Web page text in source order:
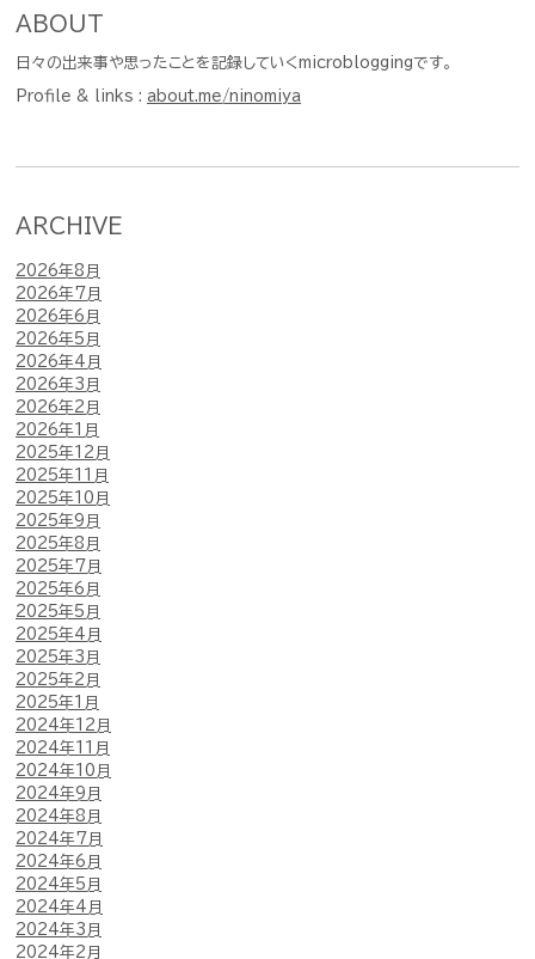
ABOUT
日々の出来事や思ったことを記録していくmicrobloggingです。
Profile & links : about.me/ninomiya
ARCHIVE
2026年8月
2026年7月
2026年6月
2026年5月
2026年4月
2026年3月
2026年2月
2026年1月
2025年12月
2025年11月
2025年10月
2025年9月
2025年8月
2025年7月
2025年6月
2025年5月
2025年4月
2025年3月
2025年2月
2025年1月
2024年12月
2024年11月
2024年10月
2024年9月
2024年8月
2024年7月
2024年6月
2024年5月
2024年4月
2024年3月
2024年2月